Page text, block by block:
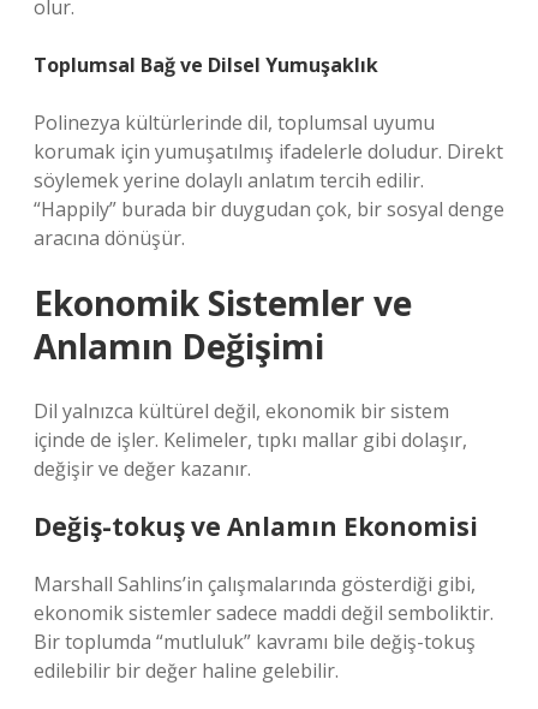
olur.
Toplumsal Bağ ve Dilsel Yumuşaklık
Polinezya kültürlerinde dil, toplumsal uyumu
korumak için yumuşatılmış ifadelerle doludur. Direkt
söylemek yerine dolaylı anlatım tercih edilir.
“Happily” burada bir duygudan çok, bir sosyal denge
aracına dönüşür.
Ekonomik Sistemler ve
Anlamın Değişimi
Dil yalnızca kültürel değil, ekonomik bir sistem
içinde de işler. Kelimeler, tıpkı mallar gibi dolaşır,
değişir ve değer kazanır.
Değiş-tokuş ve Anlamın Ekonomisi
Marshall Sahlins’in çalışmalarında gösterdiği gibi,
ekonomik sistemler sadece maddi değil semboliktir.
Bir toplumda “mutluluk” kavramı bile değiş-tokuş
edilebilir bir değer haline gelebilir.